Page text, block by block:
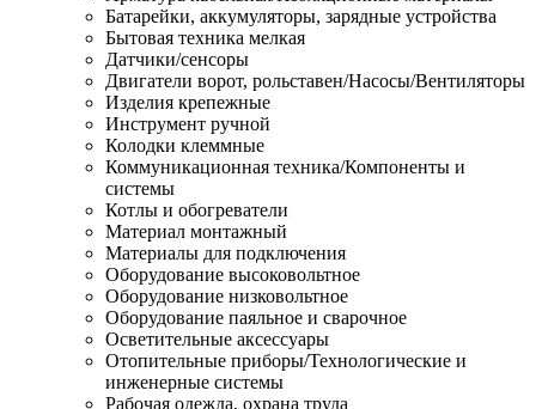
Батарейки, аккумуляторы, зарядные устройства
Бытовая техника мелкая
Датчики/сенсоры
Двигатели ворот, рольставен/Насосы/Вентиляторы
Изделия крепежные
Инструмент ручной
Колодки клеммные
Коммуникационная техника/Компоненты и
системы
Котлы и обогреватели
Материал монтажный
Материалы для подключения
Оборудование высоковольтное
Оборудование низковольтное
Оборудование паяльное и сварочное
Осветительные аксессуары
Отопительные приборы/Технологические и
инженерные системы
Рабочая одежда, охрана труда